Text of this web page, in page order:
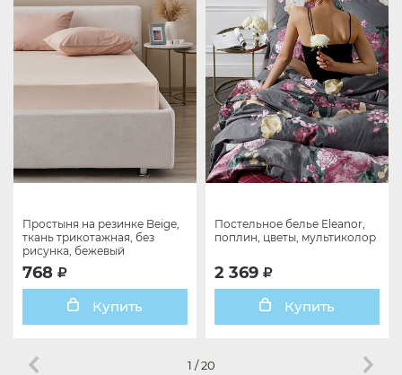
Простыня на резинке Beige,
ткань трикотажная, без
рисунка, бежевый
768
Купить
Постельное белье Eleanor,
поплин, цветы, мультиколор
2 369
Купить
1 /20